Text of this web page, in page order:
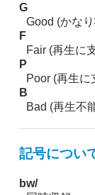
G
Good (かな
F
Fair (再生に
P
Poor (再生に
B
Bad (再生不
記号につい
bw/